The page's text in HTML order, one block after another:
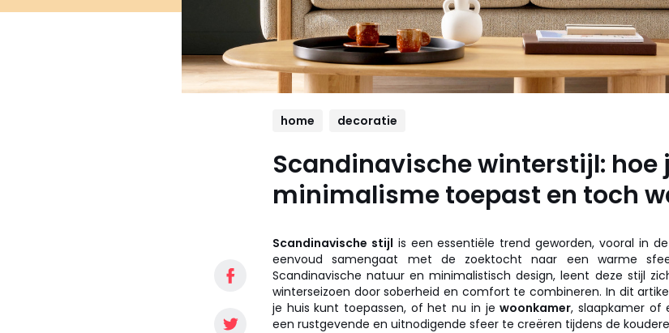
home decoratie
Scandinavische winterstijl: hoe
minimalisme toepast en toch
Scandinavische stijl is een essentiële trend geworden, vooral in
eenvoud samengaat met de zoektocht naar een warme
Scandinavische natuur en minimalistisch design, leent deze stijl
winterseizoen door soberheid en comfort te combineren. In dit
je huis kunt toepassen, of het nu in jewoonkamer, slaapkamer of
een rustgevende en uitnodigende sfeer te creëren tijdens de